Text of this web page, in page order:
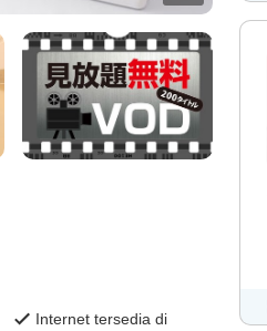
Internet tersedia di